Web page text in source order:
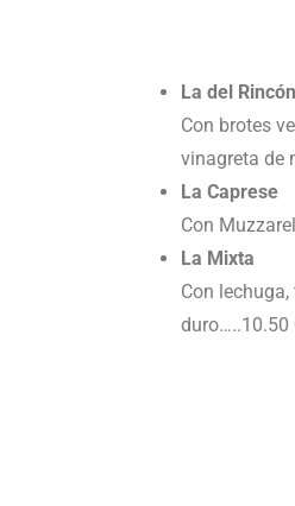
La del
Con brotes
vinagreta de
La Caprese
Con
La Mixta
Con
duro…..10.50